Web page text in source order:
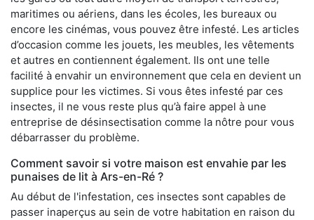
maritimes ou aériens, dans les écoles, les bureaux ou
encore les cinémas, vous pouvez être infesté. Les articles
d’occasion comme les jouets, les meubles, les vêtements
et autres en contiennent également. Ils ont une telle
facilité à envahir un environnement que cela en devient un
supplice pour les victimes. Si vous êtes infesté par ces
insectes, il ne vous reste plus qu’à faire appel à une
entreprise de désinsectisation comme la nôtre pour vous
débarrasser du problème.
Comment savoir si votre maison est envahie par les
punaises de lit à Ars-en-Ré ?
Au début de l'infestation, ces insectes sont capables de
passer inaperçus au sein de votre habitation en raison du